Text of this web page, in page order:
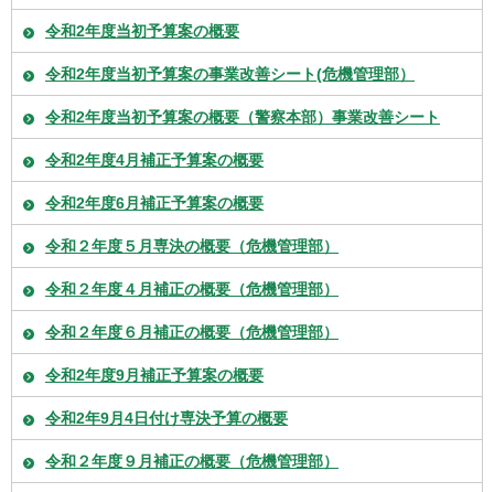
令和2年度当初予算案の概要
令和2年度当初予算案の事業改善シート(危機管理部）
令和2年度当初予算案の概要（警察本部）事業改善シート
令和2年度4月補正予算案の概要
令和2年度6月補正予算案の概要
令和２年度５月専決の概要（危機管理部）
令和２年度４月補正の概要（危機管理部）
令和２年度６月補正の概要（危機管理部）
令和2年度9月補正予算案の概要
令和2年9月4日付け専決予算の概要
令和２年度９月補正の概要（危機管理部）